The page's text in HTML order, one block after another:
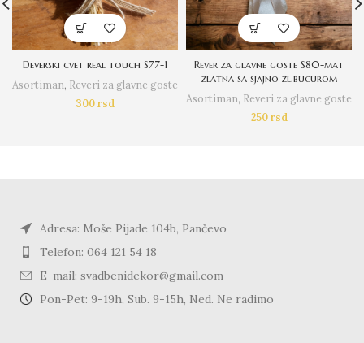
Deverski cvet real touch S77-1
Asortiman, Reveri za glavne goste
300rsd
Rever za glavne goste S80-mat
zlatna sa sjajno zl.bucurom
Asortiman, Reveri za glavne goste
250rsd
Adresa: Moše Pijade 104b, Pančevo
Telefon: 064 121 54 18
E-mail: svadbenidekor@gmail.com
Pon-Pet: 9-19h, Sub. 9-15h, Ned. Ne radimo